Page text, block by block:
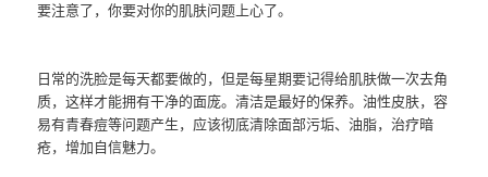
要注意了，你要对你的肌肤问题上心了。
日常的洗脸是每天都要做的，但是每星期要记得给肌肤做一次去角
质，这样才能拥有干净的面庞。清洁是最好的保养。油性皮肤，容
易有青春痘等问题产生，应该彻底清除面部污垢、油脂，治疗暗
疮，增加自信魅力。